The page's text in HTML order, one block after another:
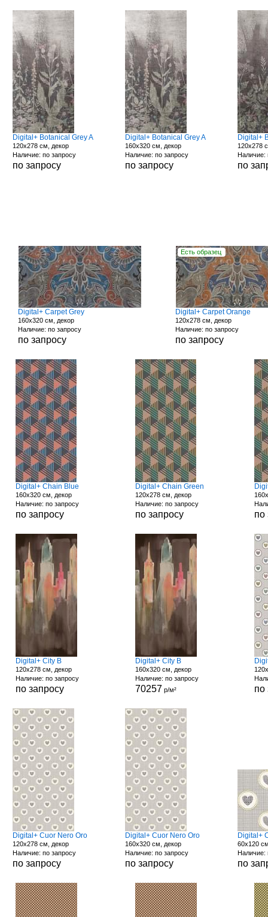
Digital+ Botanical Grey A
120x278 см, декор
Наличие: по запросу
по запросу
Digital+ Botanical Grey A
160x320 см, декор
Наличие: по запросу
по запросу
Digital+
120x278
Наличие:
по
Digital+ Carpet Grey
160x320 см, декор
Наличие: по запросу
по запросу
Есть образец
Digital+ Carpet Orange
120x278 см, декор
Наличие: по запросу
по запросу
Digital+ Chain Blue
160x320 см, декор
Наличие: по запросу
по запросу
Digital+ Chain Green
120x278 см, декор
Наличие: по запросу
по запросу по
Digital+ City B
120x278 см, декор
Наличие: по запросу
по запросу
Digital+ City B
160x320 см, декор
Наличие: по запросу
70257 р/м² по
Digital+ Cuor Nero Oro
120x278 см, декор
Наличие: по запросу
по запросу
Digital+ Cuor Nero Oro
160x320 см, декор
Наличие: по запросу
по запросу
Digital+
60x120
Наличие:
по